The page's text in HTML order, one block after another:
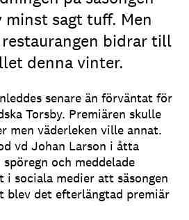
minst sagt tuff. Men
bidrar till
denna vinter.
senare än förväntat för
Torsby. Premiären skulle
men väderleken ville annat.
vd Johan Larson i åtta
och meddelade
sociala medier att säsongen
blev det efterlängtad premiär